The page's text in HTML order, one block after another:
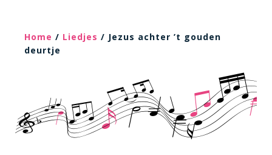
Home / Liedjes / Jezus achter ’t gouden
deurtje